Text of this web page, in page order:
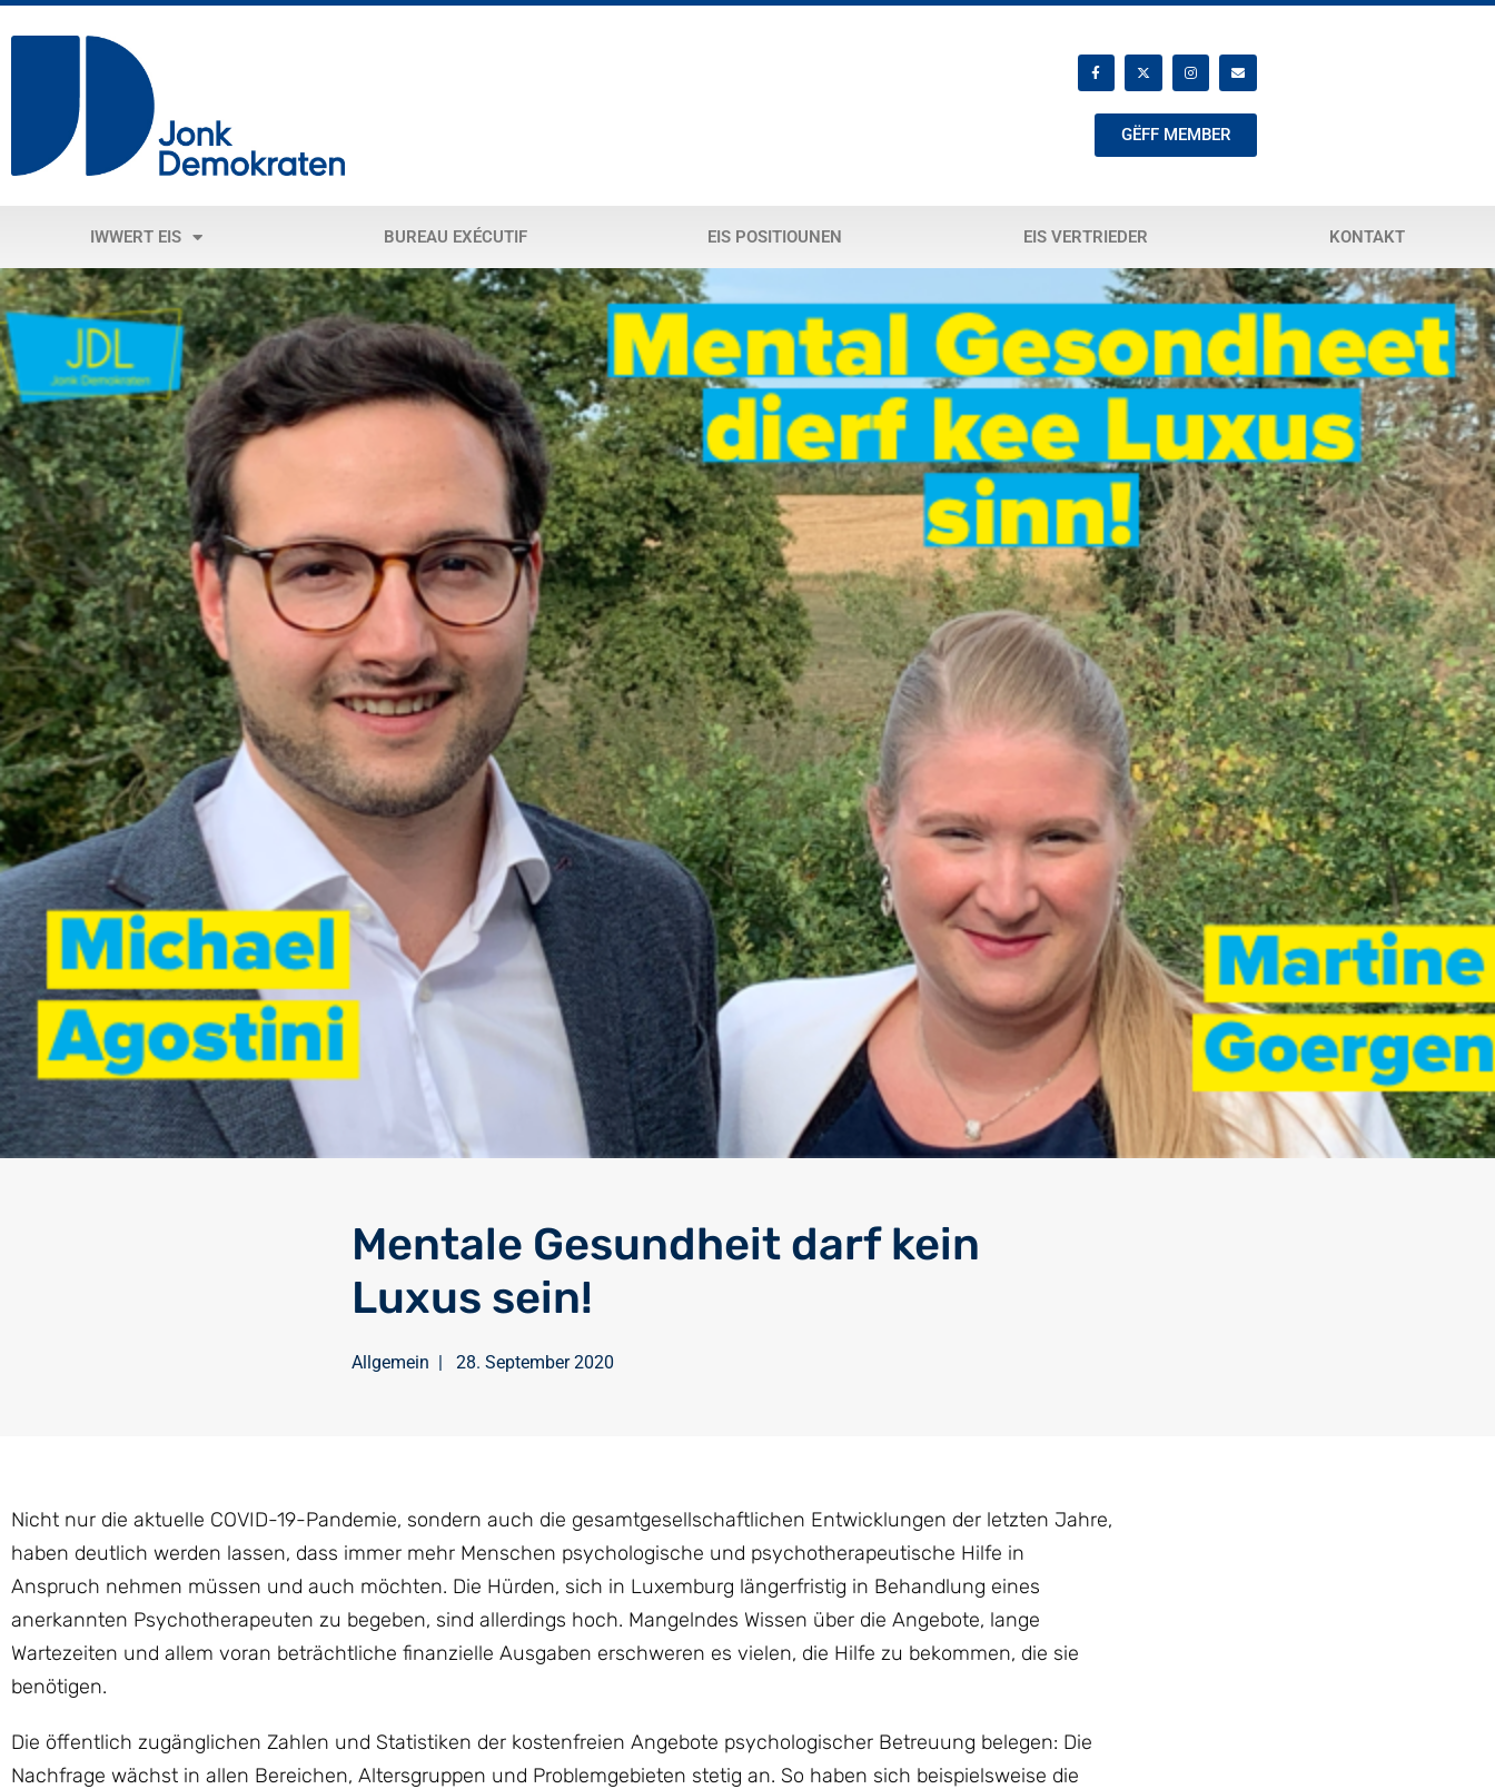
GËFF MEMBER
IWWERT EIS BUREAU EXÉCUTIF EIS POSITIOUNEN EIS VERTRIEDER KONTAKT
Mentale Gesundheit darf kein
Luxus sein!
Allgemein | 28. September 2020
Nicht nur die aktuelle COVID-19-Pandemie, sondern auch die gesamtgesellschaftlichen Entwicklungen der letzten Jahre,
haben deutlich werden lassen, dass immer mehr Menschen psychologische und psychotherapeutische Hilfe in
Anspruch nehmen müssen und auch möchten. Die Hürden, sich in Luxemburg längerfristig in Behandlung eines
anerkannten Psychotherapeuten zu begeben, sind allerdings hoch. Mangelndes Wissen über die Angebote, lange
Wartezeiten und allem voran beträchtliche finanzielle Ausgaben erschweren es vielen, die Hilfe zu bekommen, die sie
benötigen.
Die öffentlich zugänglichen Zahlen und Statistiken der kostenfreien Angebote psychologischer Betreuung belegen: Die
Nachfrage wächst in allen Bereichen, Altersgruppen und Problemgebieten stetig an. So haben sich beispielsweise die